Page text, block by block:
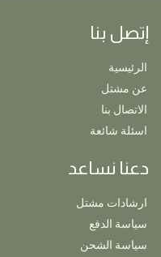
إتصل بنا
الرئيسية
عن مشتل
الاتصال بنا
اسئلة شائعة
دعنا نساعد
ارشادات مشتل
سياسة الدفع
سياسة الشحن